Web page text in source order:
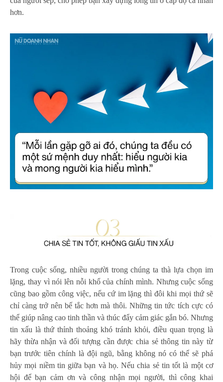
hơn.
Trong cuộc sống, nhiều người trong chúng ta thà lựa chọn im
lặng, thay vì nói lên nỗi khổ của chính mình. Nhưng cuộc sống
cũng bao gồm công việc, nếu cứ im lặng thì đôi khi mọi thứ sẽ
chỉ càng trở nên bế tắc hơn mà thôi. Những tin tức tích cực có
thể giúp nâng cao tinh thần và thúc đẩy cảm giác gắn bó. Nhưng
tin xấu là thứ thỉnh thoảng khó tránh khỏi, điều quan trọng là
hãy thừa nhận và đối tượng cần được chia sẻ thông tin này từ
bạn trước tiên chính là đội ngũ, bằng không nó có thể sẽ phá
hủy mọi niềm tin giữa bạn và họ. Nếu chia sẻ tin tốt là một cơ
hội để bạn cảm ơn và công nhận mọi người, thì công khai